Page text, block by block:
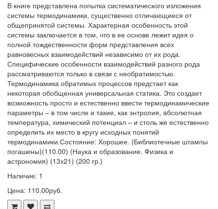
В книге представлена попытка систематического изложения
системы термодинамики, существенно отличающиеся от
общепринятой системы. Характерная особенность этой
системы заключается в том, что в ее основе лежит идея о
полной тождественности форм представления всех
равновесных взаимодействий независимо от их рода.
Специфические особенности взаимодействий разного рода
рассматриваются только в связи с необратимостью.
Термодинамика обратимых процессов предстает как
некоторая обобщенная универсальная статика. Это создает
возможность просто и естественно ввести термодинамические
параметры – в том числе и такие, как энтропия, абсолютная
температура, химический потенциал – и столь же естественно
определить их место в кругу исходных понятий
термодинамики.Состояние: Хорошее. (Библиотечные штампы
погашены)(110.00) (Наука и образование. Физика и
астрономия) (13х21) (200 гр.)
Наличие: 1
Цена: 110.00руб.